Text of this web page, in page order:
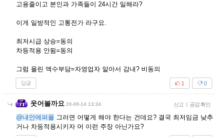
고용줄이고 본인과 가족들이 24시간 일해라?
이게 일방적인 고통전가 라구요.
최저시급 상승=동의
차등적용 안됨=동의
그럼 올린 액수부담=자영업자 알아서 감내? 비동의
답글 0
1
웃어볼까요 26-06-14 13:34 신고 공감 확인
@내안에퍼플 그러면 어떻게 해야 한다는 건데요? 결국 최저임금 낮추
거나 차등적용시키자 머 이런 주장 아닌가요?